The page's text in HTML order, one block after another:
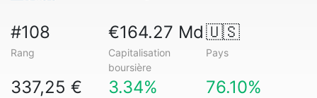
#108
Rang
€164.27 Md
Capitalisation
boursière
🇺🇸
Pays
337,25 € 3.34% 76.10%